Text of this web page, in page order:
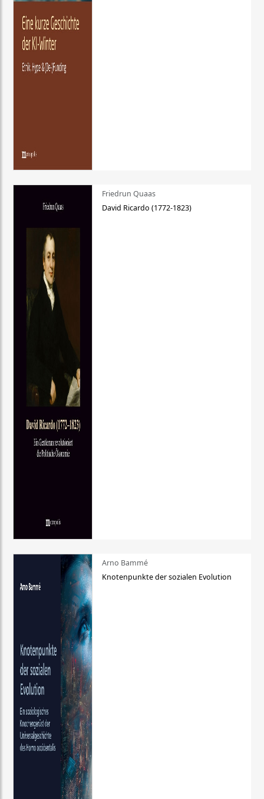
Friedrun Quaas
David Ricardo (1772-1823)
Arno Bammé
Knotenpunkte der sozialen Evolution